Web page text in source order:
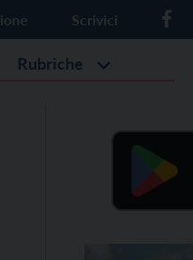
Scrivici
Rubriche